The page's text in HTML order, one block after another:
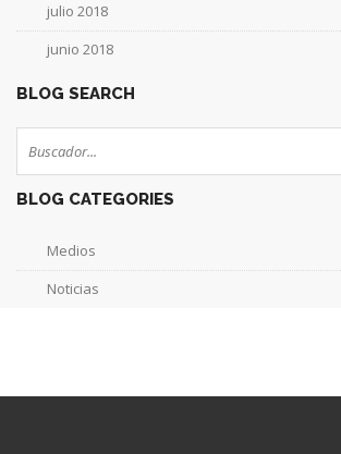
julio 2018
junio 2018
BLOG SEARCH
BLOG CATEGORIES
Medios
Noticias